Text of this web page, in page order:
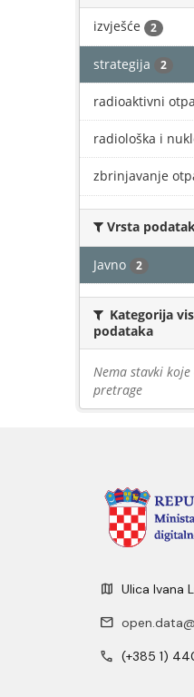
izvješće 2
strategija 2
radioaktivni
radiološka i
zbrinjavanje
Vrsta
Javno 2
Kategorija
podataka
Nema stavki
pretrage